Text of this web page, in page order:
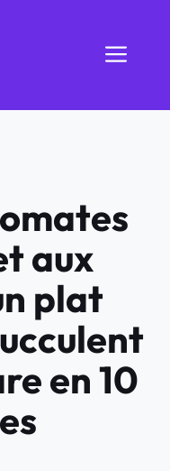
aux
plat
en 10